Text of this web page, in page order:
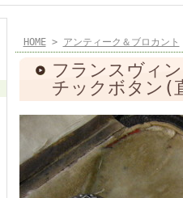
HOME> アンティーク＆ブロカント
フランスヴィ
チックボタン(